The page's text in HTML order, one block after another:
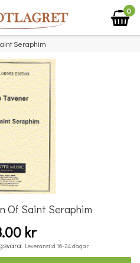
0
Seraphim
detta...
Tenorsax/Baryton G-klav
Of Saint Seraphim
kr
Leveranstid 16-24 dagar